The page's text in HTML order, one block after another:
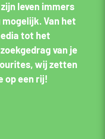
leven immers
Van het
tot het
van je
wij zetten
op een rij!